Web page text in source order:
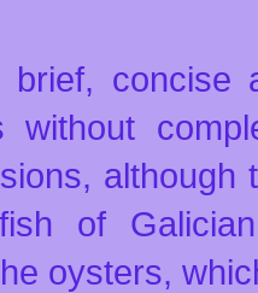
brief, concise
without
of
oysters,